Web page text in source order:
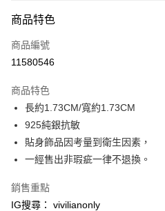
信用卡一次付款
信用卡分期付款
合作金庫商業銀行
華南商業銀行
上海商業儲蓄銀行
國泰世華商業銀行
臺灣中小企業銀行
聯邦商業銀行
元大商業銀行
超商取貨付款
LINE Pay
Apple Pay
悠遊付
商品特色
商品編號
11580546
商品特色
長約1.73CM/寬約1.73CM
925純銀抗敏
貼身飾品因考量到衛生因素，
一經售出非瑕疵一律不退換。
銷售重點
IG搜尋： vivilianonly